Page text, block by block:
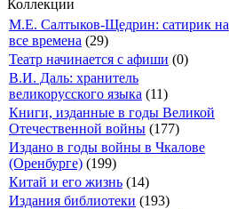
Коллекции
М.Е. Салтыков-Щедрин: сатирик на
все времена (29)
Театр начинается с афиши (0)
В.И. Даль: хранитель
великорусского языка (11)
Книги, изданные в годы Великой
Отечественной войны (177)
Издано в годы войны в Чкалове
(Оренбурге) (199)
Китай и его жизнь (14)
Издания библиотеки (193)